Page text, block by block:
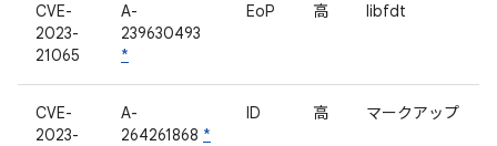
CVE-
2023-
21065
A-
239630493
*
EoP 高 libfdt
CVE-
2023-
A-
264261868 *
ID 高 マークアップ